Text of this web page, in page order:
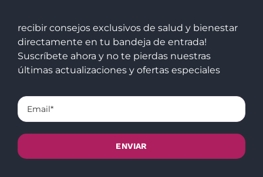
recibir consejos exclusivos de salud y bienestar
directamente en tu bandeja de entrada!
Suscríbete ahora y no te pierdas nuestras
últimas actualizaciones y ofertas especiales